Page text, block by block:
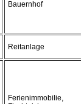
Bauernhof
Reitanlage
Ferienimmobilie,